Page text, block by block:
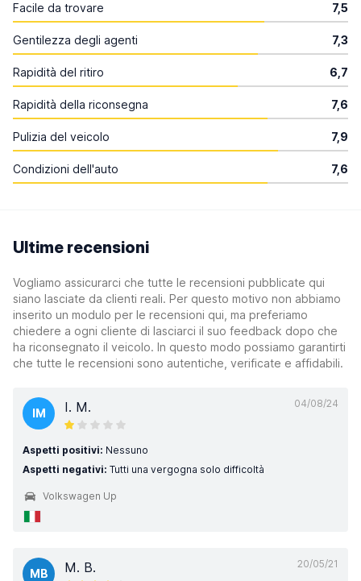
Facile da trovare 7,5
Gentilezza degli agenti 7,3
Rapidità del ritiro 6,7
Rapidità della riconsegna 7,6
Pulizia del veicolo 7,9
Condizioni dell'auto 7,6
Ultime recensioni
Vogliamo assicurarci che tutte le recensioni pubblicate qui
siano lasciate da clienti reali. Per questo motivo non abbiamo
inserito un modulo per le recensioni qui, ma preferiamo
chiedere a ogni cliente di lasciarci il suo feedback dopo che
ha riconsegnato il veicolo. In questo modo possiamo garantirti
che tutte le recensioni sono autentiche, verificate e affidabili.
04/08/24
IM I. M.
Aspetti positivi: Nessuno
Aspetti negativi: Tutti una vergogna solo difficoltà
Volkswagen Up
20/05/21
MB M. B.